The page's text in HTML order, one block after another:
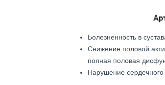
Болезненность в
Снижение половой
полная половая
Нарушение